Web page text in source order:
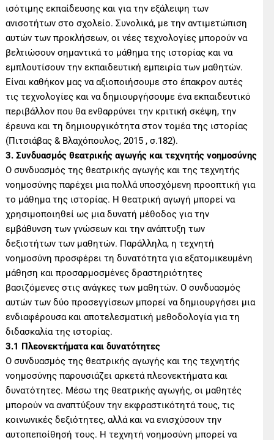
ισότιμης εκπαίδευσης και για την εξάλειψη των
ανισοτήτων στο σχολείο. Συνολικά, με την αντιμετώπιση
αυτών των προκλήσεων, οι νέες τεχνολογίες μπορούν να
βελτιώσουν σημαντικά το μάθημα της ιστορίας και να
εμπλουτίσουν την εκπαιδευτική εμπειρία των μαθητών.
Είναι καθήκον μας να αξιοποιήσουμε στο έπακρον αυτές
τις τεχνολογίες και να δημιουργήσουμε ένα εκπαιδευτικό
περιβάλλον που θα ενθαρρύνει την κριτική σκέψη, την
έρευνα και τη δημιουργικότητα στον τομέα της ιστορίας
(Πιτσιάβας & Βλαχόπουλος, 2015 , σ.182).
3. Συνδυασμός θεατρικής αγωγής και τεχνητής νοημοσύνης
Ο συνδυασμός της θεατρικής αγωγής και της τεχνητής
νοημοσύνης παρέχει μια πολλά υποσχόμενη προοπτική για
το μάθημα της ιστορίας. Η θεατρική αγωγή μπορεί να
χρησιμοποιηθεί ως μια δυνατή μέθοδος για την
εμβάθυνση των γνώσεων και την ανάπτυξη των
δεξιοτήτων των μαθητών. Παράλληλα, η τεχνητή
νοημοσύνη προσφέρει τη δυνατότητα για εξατομικευμένη
μάθηση και προσαρμοσμένες δραστηριότητες
βασιζόμενες στις ανάγκες των μαθητών. Ο συνδυασμός
αυτών των δύο προσεγγίσεων μπορεί να δημιουργήσει μια
ενδιαφέρουσα και αποτελεσματική μεθοδολογία για τη
διδασκαλία της ιστορίας.
3.1 Πλεονεκτήματα και δυνατότητες
Ο συνδυασμός της θεατρικής αγωγής και της τεχνητής
νοημοσύνης παρουσιάζει αρκετά πλεονεκτήματα και
δυνατότητες. Μέσω της θεατρικής αγωγής, οι μαθητές
μπορούν να αναπτύξουν την εκφραστικότητά τους, τις
κοινωνικές δεξιότητες, αλλά και να ενισχύσουν την
αυτοπεποίθησή τους. Η τεχνητή νοημοσύνη μπορεί να